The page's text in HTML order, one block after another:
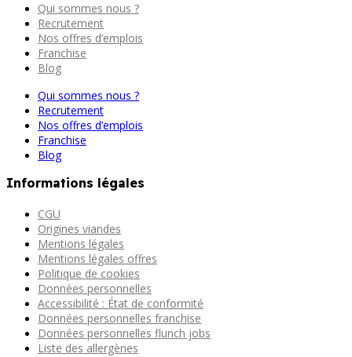
Qui sommes nous ?
Recrutement
Nos offres d’emplois
Franchise
Blog
Qui sommes nous ?
Recrutement
Nos offres d’emplois
Franchise
Blog
Informations légales
CGU
Origines viandes
Mentions légales
Mentions légales offres
Politique de cookies
Données personnelles
Accessibilité : État de conformité
Données personnelles franchise
Données personnelles flunch jobs
Liste des allergènes